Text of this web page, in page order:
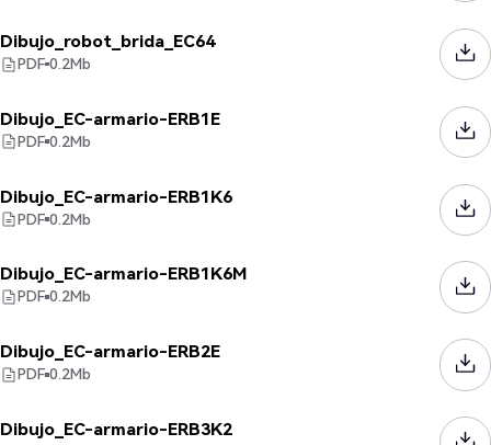
Dibujo_robot_brida_EC64
PDF 0.2Mb
Dibujo_EC-armario-ERB1E
PDF 0.2Mb
Dibujo_EC-armario-ERB1K6
PDF 0.2Mb
Dibujo_EC-armario-ERB1K6M
PDF 0.2Mb
Dibujo_EC-armario-ERB2E
PDF 0.2Mb
Dibujo_EC-armario-ERB3K2